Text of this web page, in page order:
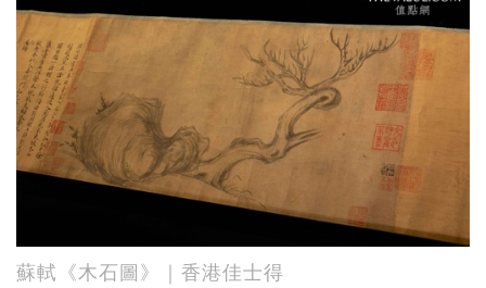
蘇軾《木石圖》｜香港佳士得